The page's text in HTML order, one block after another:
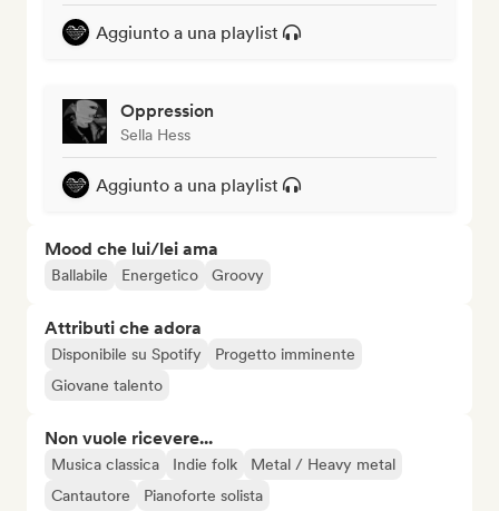
Aggiunto a una playlist
Oppression
Sella Hess
Aggiunto a una playlist
Mood che lui/lei ama
Ballabile Energetico Groovy
Attributi che adora
Disponibile su Spotify
Progetto imminente
Giovane talento
Non vuole ricevere...
Musica classica Indie folk
Metal / Heavy metal
Cantautore
Pianoforte solista